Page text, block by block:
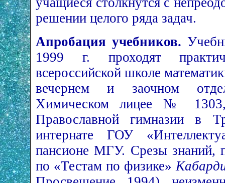
решении целого ряда задач.
Апробация учебников.
1999 г. проходят
всероссийской школе
вечернем и заочном
Химическом лицее №
Православной гимназии в
интернате ГОУ
пансионе МГУ. Срезы знаний,
по «Тестам по физике»